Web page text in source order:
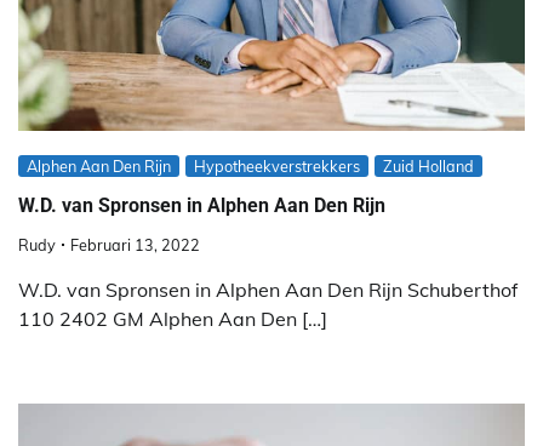
Alphen Aan Den Rijn Hypotheekverstrekkers Zuid Holland
W.D. van Spronsen in Alphen Aan Den Rijn
Rudy Februari 13, 2022
W.D. van Spronsen in Alphen Aan Den Rijn Schuberthof
110 2402 GM Alphen Aan Den […]